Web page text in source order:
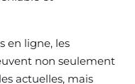
en ligne, les
non seulement
actuelles, mais